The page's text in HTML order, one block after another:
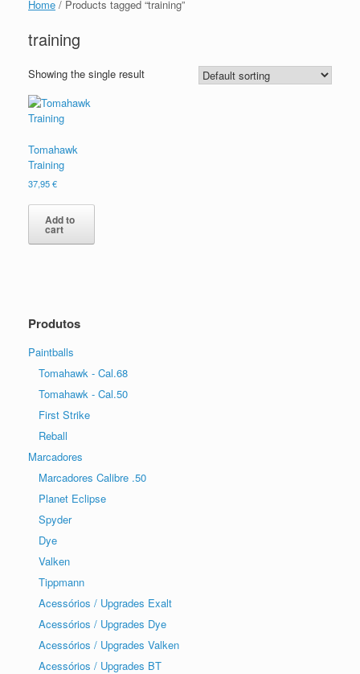
Home / Products tagged “training”
training
Showing the single result
Tomahawk
Training
37,95€
Add to
cart
Produtos
Paintballs
Tomahawk - Cal.68
Tomahawk - Cal.50
First Strike
Reball
Marcadores
Marcadores Calibre .50
Planet Eclipse
Spyder
Dye
Valken
Tippmann
Acessórios / Upgrades Exalt
Acessórios / Upgrades Dye
Acessórios / Upgrades Valken
Acessórios / Upgrades BT